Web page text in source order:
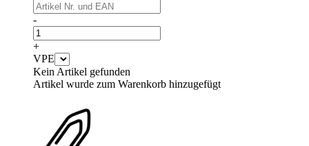
-
+
VPE
Kein Artikel gefunden
Artikel wurde zum Warenkorb hinzugefügt